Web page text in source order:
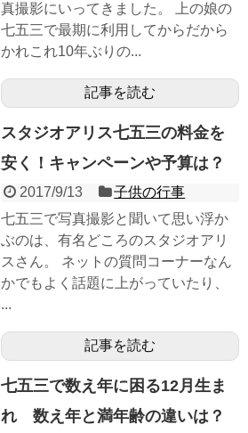
真撮影にいってきました。 上の娘の
七五三で最期に利用してからだから
かれこれ10年ぶりの...
記事を読む
スタジオアリス七五三の料金を
安く！キャンペーンや予算は？
2017/9/13
子供の行事
七五三で写真撮影と聞いて思い浮か
ぶのは、有名どころのスタジオアリ
スさん。 ネットの質問コーナーなん
かでもよく話題に上がっていたり、
...
記事を読む
七五三で数え年に困る12月生ま
れ 数え年と満年齢の違いは？